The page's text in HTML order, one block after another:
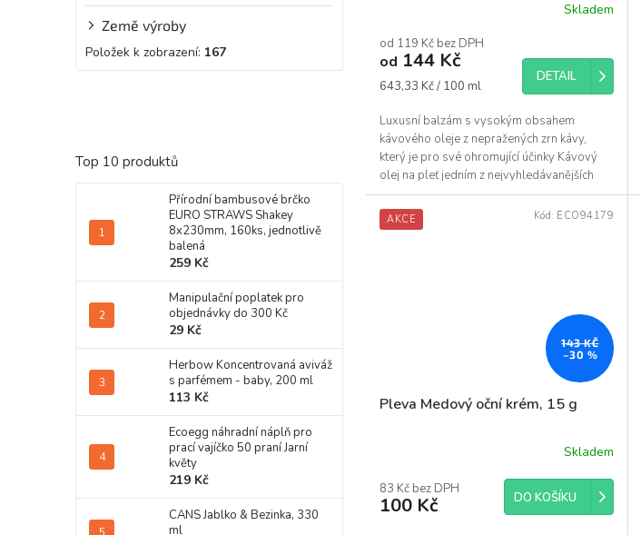
Země výroby
Položek k zobrazení: 167
Top 10 produktů
Přírodní bambusové brčko
EURO STRAWS Shakey
8x230mm, 160ks, jednotlivě
balená
259 Kč
Manipulační poplatek pro
objednávky do 300 Kč
29 Kč
Herbow Koncentrovaná aviváž
s parfémem - baby, 200 ml
113 Kč
Ecoegg náhradní náplň pro
prací vajíčko 50 praní Jarní
květy
219 Kč
CANS Jablko & Bezinka, 330
ml
produktu
je
5,0
5
hvězdiček.
Skladem
od 119 Kč bez DPH
od 144 Kč
Měrná
643,33 Kč / 100 ml
DETAIL
Luxusní balzám s vysokým obsahem
kávového oleje z nepražených zrn kávy,
který je pro své ohromující účinky Kávový
olej na pleť jedním z nejvyhledávanějších
olejů v luxusních...
AKCE
143 KČ
–30 %
Pleva Medový oční krém, 15 g
Skladem
83 Kč bez DPH
100 Kč DO KOŠÍKU
Kód: ECO94179